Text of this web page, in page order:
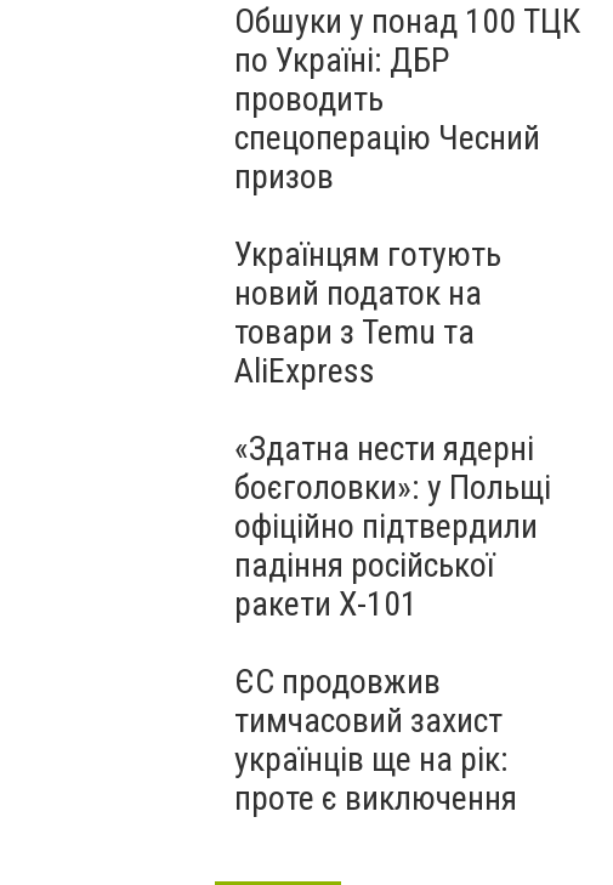
Обшуки у понад 100 ТЦК
по Україні: ДБР
проводить
спецоперацію Чесний
призов
Українцям готують
новий податок на
товари з Temu та
AliExpress
«Здатна нести ядерні
боєголовки»: у Польщі
офіційно підтвердили
падіння російської
ракети Х-101
ЄС продовжив
тимчасовий захист
українців ще на рік:
проте є виключення